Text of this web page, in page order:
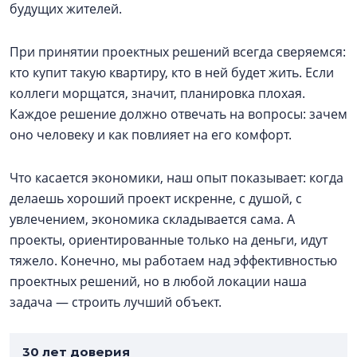
будущих жителей.
При принятии проектных решений всегда сверяемся:
кто купит такую квартиру, кто в ней будет жить. Если
коллеги морщатся, значит, планировка плохая.
Каждое решение должно отвечать на вопросы: зачем
оно человеку и как повлияет на его комфорт.
Что касается экономики, наш опыт показывает: когда
делаешь хороший проект искренне, с душой, с
увлечением, экономика складывается сама. А
проекты, ориентированные только на деньги, идут
тяжело. Конечно, мы работаем над эффективностью
проектных решений, но в любой локации наша
задача — строить лучший объект.
30 лет доверия